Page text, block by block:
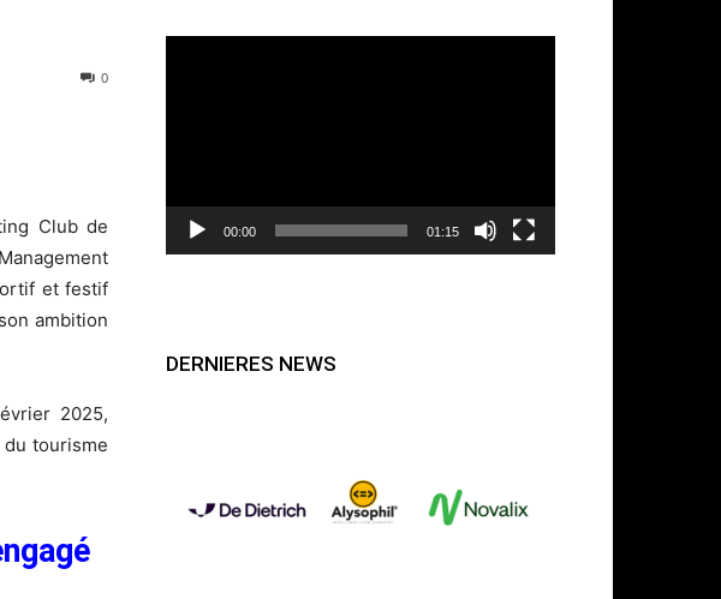
0
Club de
et festif
ambition
2025,
tourisme
00:00 01:15
DERNIERES NEWS